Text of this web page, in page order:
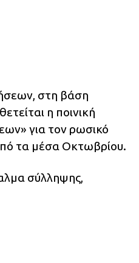
στη βάση
η ποινική
για τον ρωσικό
τα μέσα Οκτωβρίου.
σύλληψης,